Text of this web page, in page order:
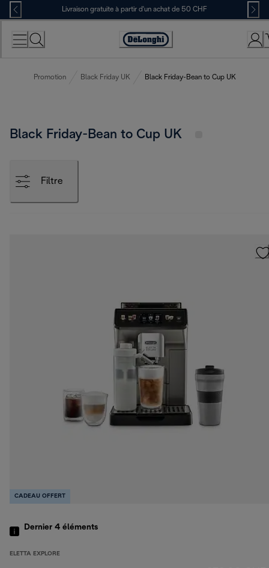
Skip
to
Content
Livraison gratuite à partir d'un achat de 50 CHF
Déclaration
Promotion Black Friday UK Black Friday-Bean to Cup UK
Black Friday-Bean to Cup UK
Filtre
CADEAU OFFERT
Dernier 4 éléments
ELETTA EXPLORE